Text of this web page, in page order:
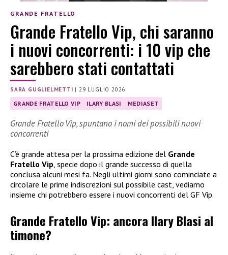
GRANDE FRATELLO
Grande Fratello Vip, chi saranno
i nuovi concorrenti: i 10 vip che
sarebbero stati contattati
SARA GUGLIELMETTI | 29 LUGLIO 2026
GRANDE FRATELLO VIP ILARY BLASI MEDIASET
Grande Fratello Vip, spuntano i nomi dei possibili nuovi
concorrenti
C’è grande attesa per la prossima edizione del Grande
Fratello Vip, specie dopo il grande successo di quella
conclusa alcuni mesi fa. Negli ultimi giorni sono cominciate a
circolare le prime indiscrezioni sul possibile cast, vediamo
insieme chi potrebbero essere i nuovi concorrenti del GF Vip.
Grande Fratello Vip: ancora Ilary Blasi al
timone?